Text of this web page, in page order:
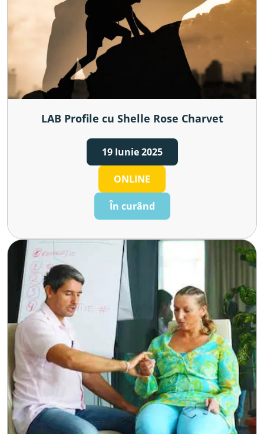
LAB Profile cu Shelle Rose Charvet
19 Iunie 2025
ONLINE
În curând